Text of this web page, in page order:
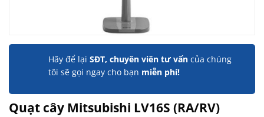
Hãy để lại SĐT, chuyên viên tư vấn của chúng
tôi sẽ gọi ngay cho bạn miễn phí!
Quạt cây Mitsubishi LV16S (RA/RV)